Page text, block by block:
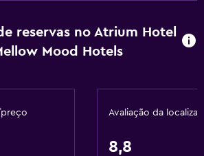
reservas no Atrium Hotel
Mood Hotels
Avaliação da
8,8